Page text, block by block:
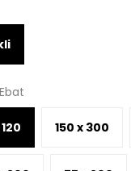
150 x 300